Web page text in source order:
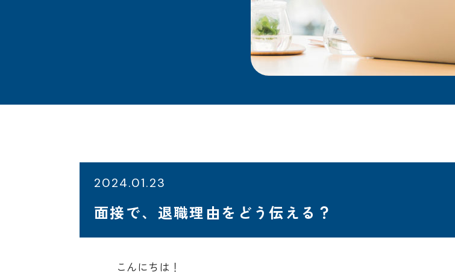
2024.01.23
面接で、退職理由をどう伝える？
こんにちは！